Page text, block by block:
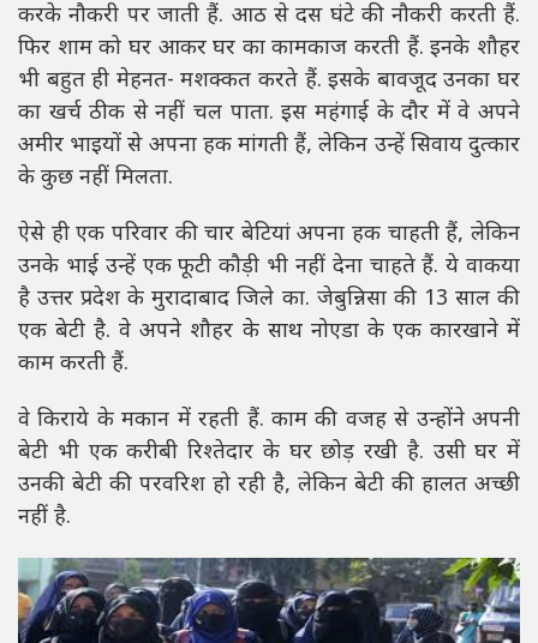
करके नौकरी पर जाती हैं. आठ से दस घंटे की नौकरी करती हैं.
फिर शाम को घर आकर घर का कामकाज करती हैं. इनके शौहर
भी बहुत ही मेहनत- मशक्कत करते हैं. इसके बावजूद उनका घर
का खर्च ठीक से नहीं चल पाता. इस महंगाई के दौर में वे अपने
अमीर भाइयों से अपना हक मांगती हैं, लेकिन उन्हें सिवाय दुत्कार
के कुछ नहीं मिलता.
ऐसे ही एक परिवार की चार बेटियां अपना हक चाहती हैं, लेकिन
उनके भाई उन्हें एक फूटी कौड़ी भी नहीं देना चाहते हैं. ये वाकया
है उत्तर प्रदेश के मुरादाबाद जिले का. जेबुन्निसा की 13 साल की
एक बेटी है. वे अपने शौहर के साथ नोएडा के एक कारखाने में
काम करती हैं.
वे किराये के मकान में रहती हैं. काम की वजह से उन्होंने अपनी
बेटी भी एक करीबी रिश्तेदार के घर छोड़ रखी है. उसी घर में
उनकी बेटी की परवरिश हो रही है, लेकिन बेटी की हालत अच्छी
नहीं है.